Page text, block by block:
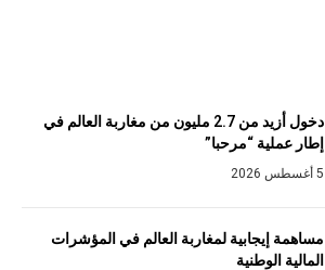
دخول أزيد من 2.7 مليون من مغاربة العالم في
إطار عملية “مرحبا”
5 أغسطس 2026
مساهمة إيجابية لمغاربة العالم في المؤشرات
المالية الوطنية